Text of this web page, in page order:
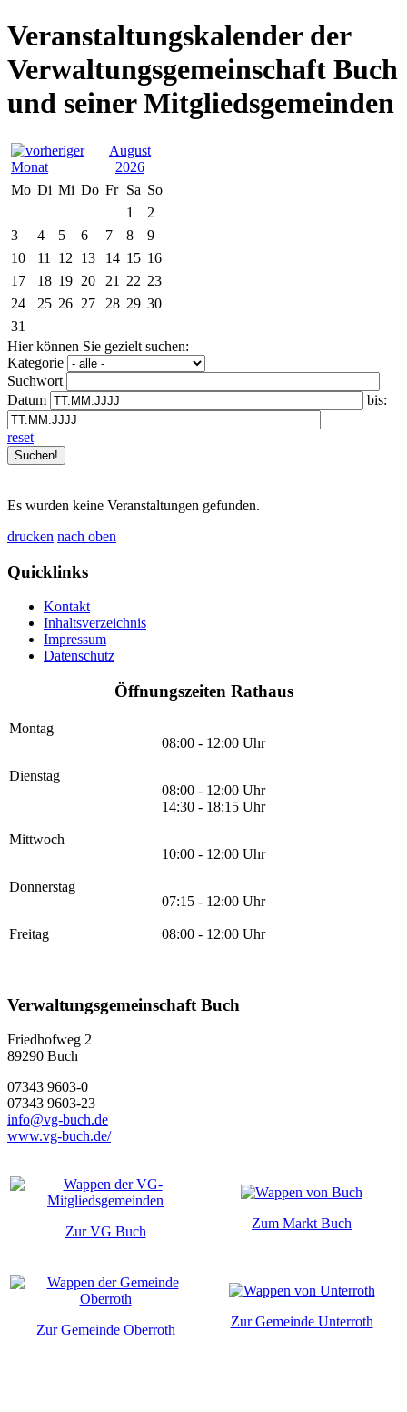
Veranstaltungskalender der
Verwaltungsgemeinschaft Buch
und seiner Mitgliedsgemeinden
August
2026
Mo Di Mi Do Fr Sa So
1
2
3
4 5 6 7 8
9
10
11 12 13 14 15 16
17
18 19 20 21 22 23
24
25 26 27 28 29 30
31
Hier können Sie gezielt suchen:
Kategorie
Suchwort
Datum
bis:
reset
Es wurden keine Veranstaltungen gefunden.
drucken nach oben
Quicklinks
Kontakt
Inhaltsverzeichnis
Impressum
Datenschutz
Öffnungszeiten Rathaus
Montag
08:00 - 12:00 Uhr
Dienstag
08:00 - 12:00 Uhr
14:30 - 18:15 Uhr
Mittwoch
10:00 - 12:00 Uhr
Donnerstag
07:15 - 12:00 Uhr
Freitag 08:00 - 12:00 Uhr
Verwaltungsgemeinschaft Buch
Friedhofweg 2
89290 Buch
07343 9603-0
07343 9603-23
info@vg-buch.de
www.vg-buch.de/
Zur VG Buch
Zum Markt Buch
Zur Gemeinde Oberroth
Zur Gemeinde Unterroth